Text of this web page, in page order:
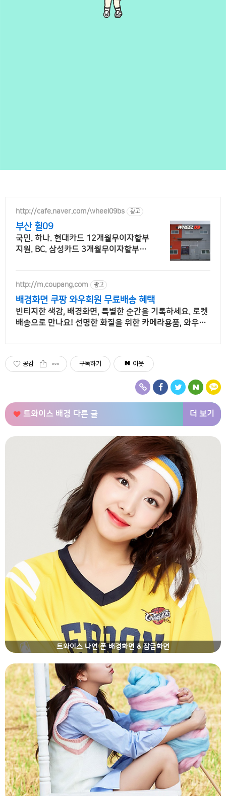
http://cafe.naver.com/wheel09bs 광고
부산 휠09
국민. 하나. 현대카드 12개월무이자할부
지원. BC. 삼성카드 3개월무이자할부지
http://m.coupang.com 광고
배경화면 쿠팡 와우회원 무료배송 혜택
빈티지한 색감, 배경화면, 특별한 순간을 기록하세요. 로켓
배송으로 만나요! 선명한 화질을 위한 카메라용품, 와우회
공감 구독하기 이웃
트와이스 배경 다른 글 더 보기
트와이스 나연 폰 배경화면 & 잠금화면